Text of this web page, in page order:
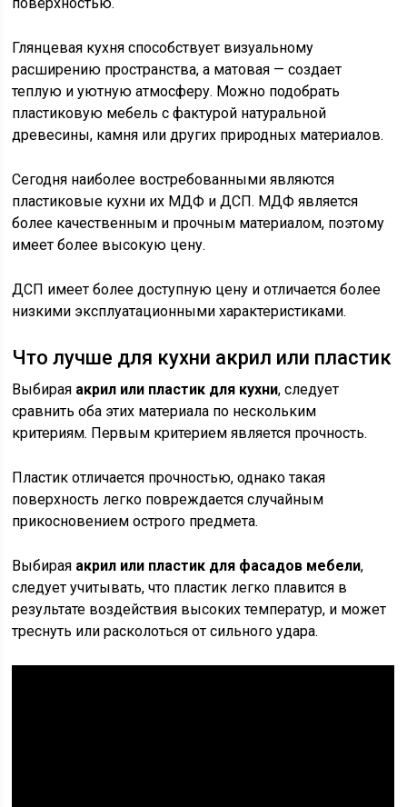
Глянцевая кухня способствует визуальному
расширению пространства, а матовая — создает
теплую и уютную атмосферу. Можно подобрать
пластиковую мебель с фактурой натуральной
древесины, камня или других природных материалов.
Сегодня наиболее востребованными являются
пластиковые кухни их МДФ и ДСП. МДФ является
более качественным и прочным материалом, поэтому
имеет более высокую цену.
ДСП имеет более доступную цену и отличается более
низкими эксплуатационными характеристиками.
Что лучше для кухни акрил или пластик
Выбирая акрил или пластик для кухни, следует
сравнить оба этих материала по нескольким
критериям. Первым критерием является прочность.
Пластик отличается прочностью, однако такая
поверхность легко повреждается случайным
прикосновением острого предмета.
Выбирая акрил или пластик для фасадов мебели,
следует учитывать, что пластик легко плавится в
результате воздействия высоких температур, и может
треснуть или расколоться от сильного удара.